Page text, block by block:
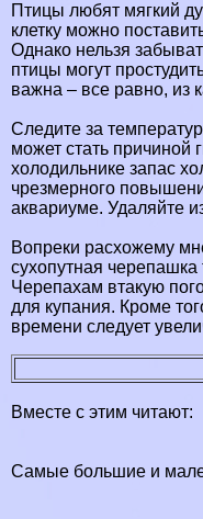
Птицы любят мягкий
клетку можно
Однако нельзя
птицы могут
важна – все равно, из
Следите за
может стать причиной
холодильнике запас
чрезмерного
аквариуме. Удаляйте
Вопреки расхожему
сухопутная черепашка
Черепахам втакую
для купания. Кроме
времени следует
Вместе с этим читают:
Самые большие и